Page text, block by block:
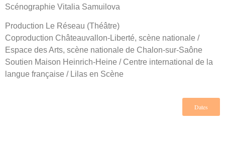
Scénographie Vitalia Samuilova
Production Le Réseau (Théâtre)
Coproduction Châteauvallon-Liberté, scène nationale /
Espace des Arts, scène nationale de Chalon-sur-Saône
Soutien Maison Heinrich-Heine / Centre international de la
langue française / Lilas en Scène
Dates